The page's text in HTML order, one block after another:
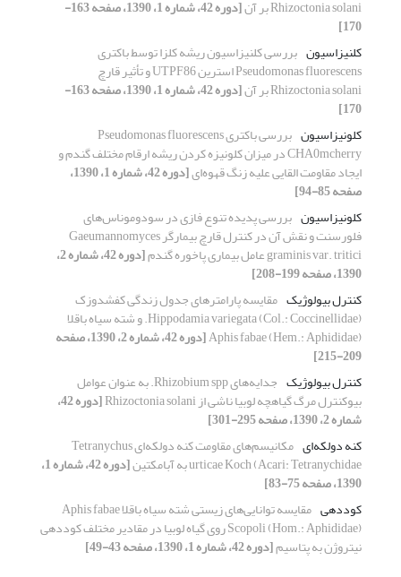
Rhizoctonia solani بر آن [دوره 42، شماره 1، 1390، صفحه 163-
170]
کلنیزاسیون بررسی کلنیزاسیون ریشه کلزا توسط باکتری
Pseudomonas fluorescens استرین UTPF86 و تأثیر قارچ
Rhizoctonia solani بر آن [دوره 42، شماره 1، 1390، صفحه 163-
170]
کلونیزاسیون
بررسی باکتری Pseudomonas fluorescens
CHA0mcherry در میزان کلونیزه کردن ریشه ارقام مختلف گندم و
ایجاد مقاومت القایی علیه زنگ قهوه‌ای [دوره 42، شماره 1، 1390،
صفحه 85-94]
کلونیزاسیون بررسی پدیده تنوع فازی در سودوموناس‌های
فلورسنت و نقش آن در کنترل قارچ بیمارگر Gaeumannomyces
graminis var. tritici عامل بیماری پاخوره گندم [دوره 42، شماره 2،
1390، صفحه 199-208]
کنترل بیولوژیک مقایسه پارامترهای جدول زندگی کفشدوزک
Hippodamia variegata (Col.: Coccinellidae). و شته سیاه باقلا
Aphis fabae (Hem.: Aphididae) [دوره 42، شماره 2، 1390، صفحه
209-215]
کنترل بیولوژیک
جدایه‌های Rhizobium spp. به عنوان عوامل
بیوکنترل مرگ گیاهچه لوبیا ناشی از Rhizoctonia solani [دوره 42،
شماره 2، 1390، صفحه 295-301]
کنه دولکه‌ای
مکانیسم‌های مقاومت کنه دولکه‌ای Tetranychus
urticae Koch (Acari: Tetranychidae به آبامکتین [دوره 42، شماره 1،
1390، صفحه 75-83]
کوددهی
مقایسه توانایی‌های زیستی شته سیاه باقلا Aphis fabae
Scopoli (Hom.: Aphididae) روی گیاه لوبیا در مقادیر مختلف کوددهی
نیتروژن به پتاسیم[دوره 42، شماره 1، 1390، صفحه 43-49]